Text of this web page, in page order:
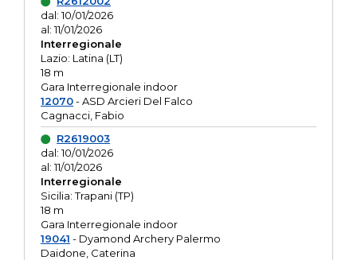
dal: 10/01/2026
al: 11/01/2026
Interregionale
Lazio: Latina (LT)
18 m
Gara Interregionale indoor
12070- ASD Arcieri Del Falco
Cagnacci, Fabio
R2619003
dal: 10/01/2026
al: 11/01/2026
Interregionale
Sicilia: Trapani (TP)
18 m
Gara Interregionale indoor
19041 - Dyamond Archery Palermo
Daidone, Caterina